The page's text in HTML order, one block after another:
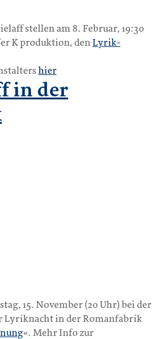
stellen am 8. Februar, 19:30
K produktion, denLyrik-
hier
in der
15. November (20 Uhr) bei der
Lyriknacht in der Romanfabrik
«. Mehr Info zur